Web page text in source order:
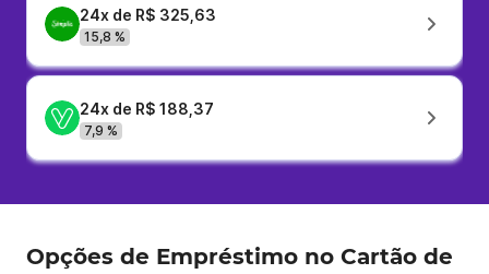
24x de R$ 325,63
15,8 %
24x de R$ 188,37
7,9 %
Opções de Empréstimo no Cartão de